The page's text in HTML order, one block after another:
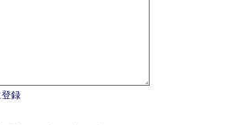
登録